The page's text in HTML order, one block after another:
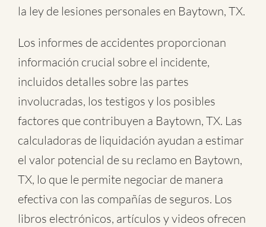
la ley de lesiones personales en Baytown, TX.
Los informes de accidentes proporcionan
información crucial sobre el incidente,
incluidos detalles sobre las partes
involucradas, los testigos y los posibles
factores que contribuyen a Baytown, TX. Las
calculadoras de liquidación ayudan a estimar
el valor potencial de su reclamo en Baytown,
TX, lo que le permite negociar de manera
efectiva con las compañías de seguros. Los
libros electrónicos, artículos y videos ofrecen